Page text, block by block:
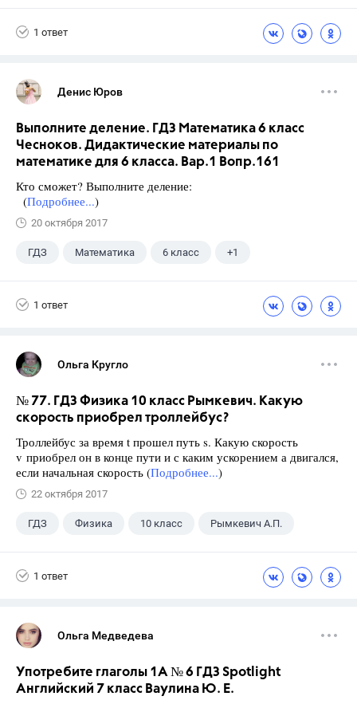
1 ответ
Денис Юров
Выполните деление. ГДЗ Математика 6 класс
Чесноков. Дидактические материалы по
математике для 6 класса. Вар.1 Вопр.161
Кто сможет? Выполните деление:
(Подробнее...)
20 октября 2017
ГДЗ Математика 6 класс +1
1 ответ
Ольга Кругло
№ 77. ГДЗ Физика 10 класс Рымкевич. Какую
скорость приобрел троллейбус?
Троллейбус за время t прошел путь s. Какую скорость
v приобрел он в конце пути и с каким ускорением а двигался,
если начальная скорость (Подробнее...)
22 октября 2017
ГДЗ Физика 10 класс Рымкевич А.П.
1 ответ
Ольга Медведева
Употребите глаголы 1A № 6 ГДЗ Spotlight
Английский 7 класс Ваулина Ю. Е.